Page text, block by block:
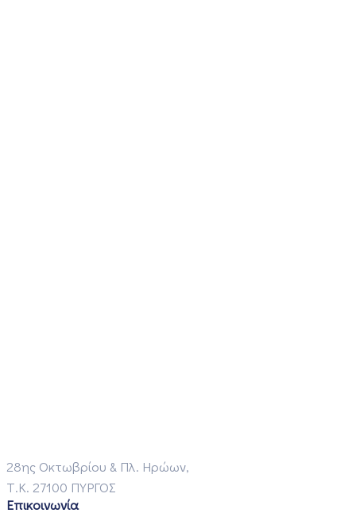
28ης Οκτωβρίου & Πλ. Ηρώων,
Τ.Κ. 27100 ΠΥΡΓΟΣ
Επικοινωνία